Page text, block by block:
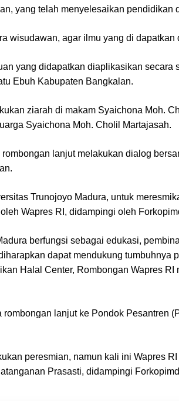
yang telah menyelesaikan pendidikan
wisudawan, agar ilmu yang di
yang didapatkan diaplikasikan
Ebuh Kabupaten Bangkalan.
ziarah di makam Syaichona Moh.
Syaichona Moh. Cholil Martajasah.
lanjut melakukan dialog
Trunojoyo Madura, untuk
Wapres RI, didampingi oleh
berfungsi sebagai edukasi,
dapat mendukung tumbuhnya
Halal Center, Rombongan Wapres
lanjut ke Pondok Pesantren
peresmian, namun kali ini Wapres
Prasasti, didampingi